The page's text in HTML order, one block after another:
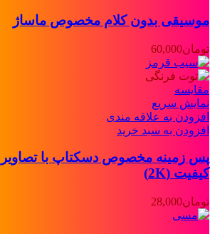
موسیقی بدون کلام مخصوص ماساژ
تومان60,000
مقايسه
نمایش سریع
افزودن به علاقه مندی
افزودن به سبد خرید
پس زمینه مخصوص دسکتاپ با تصاویر
کیفیت (2K)
تومان28,000